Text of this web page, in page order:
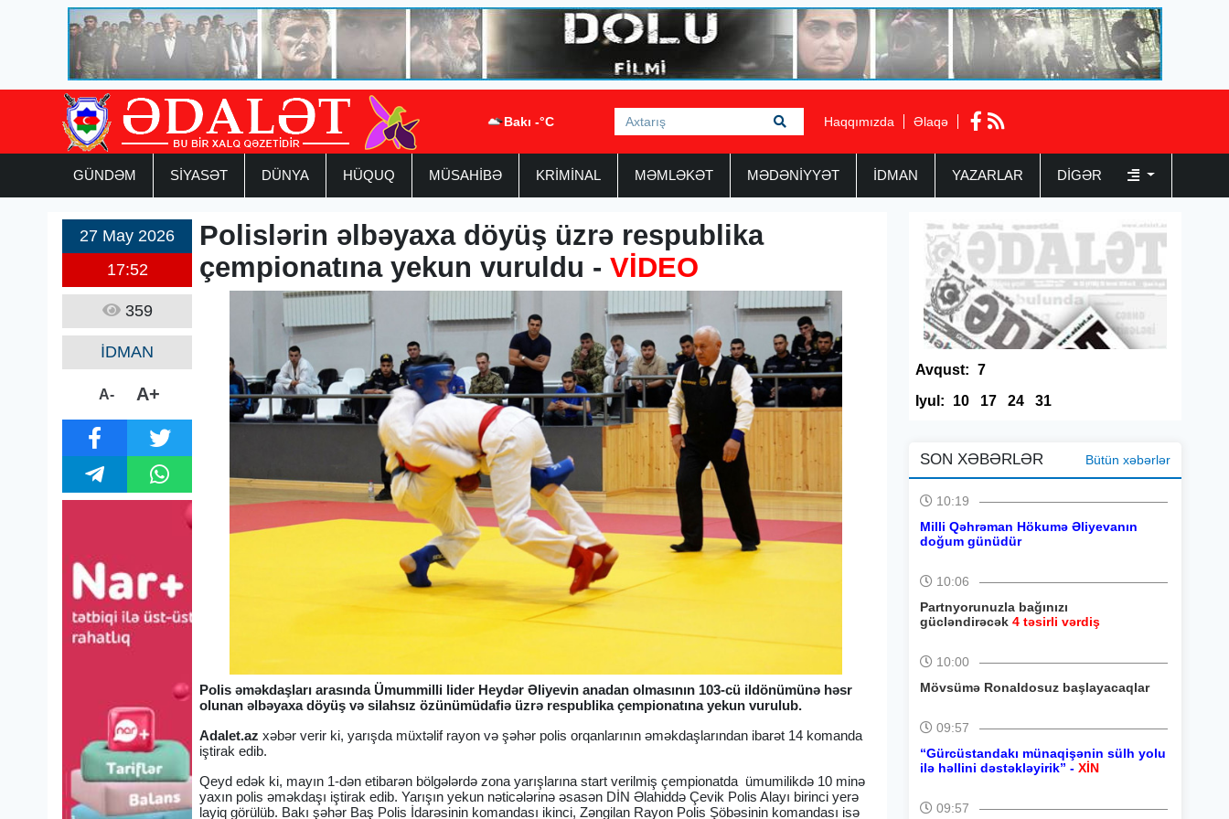
Bakı -°C Haqqımızda Əlaqə
GÜNDƏM SİYASƏT DÜNYA HÜQUQ MÜSAHİBƏ KRİMİNAL MƏMLƏKƏT MƏDƏNİYYƏT İDMAN YAZARLAR DIGƏR
27 May 2026
17:52
359
İDMAN
A- A+
Polislərin əlbəyaxa döyüş üzrə respublika
çempionatına yekun vuruldu -VİDEO
Polis əməkdaşları arasında Ümummilli lider Heydər Əliyevin anadan olmasının 103-cü ildönümünə həsr
olunan əlbəyaxa döyüş və silahsız özünümüdafiə üzrə respublika çempionatına yekun vurulub.
Adalet.az xəbər verir ki, yarışda müxtəlif rayon və şəhər polis orqanlarının əməkdaşlarından ibarət 14 komanda
iştirak edib.
Qeyd edək ki, mayın 1-dən etibarən bölgələrdə zona yarışlarına start verilmiş çempionatda ümumilikdə 10 minə
yaxın polis əməkdaşı iştirak edib. Yarışın yekun nəticələrinə əsasən DİN Əlahiddə Çevik Polis Alayı birinci yerə
layiq görülüb. Bakı şəhər Baş Polis İdarəsinin komandası ikinci, Zəngilan Rayon Polis Şöbəsinin komandası isə
Avqust: 7
Iyul:
10 17 24 31
SON XƏBƏRLƏR Bütün xəbərlər
10:19
Milli Qəhrəman Hökumə Əliyevanın
doğum günüdür
10:06
Partnyorunuzla bağınızı
gücləndirəcək 4 təsirli vərdiş
10:00
Mövsümə Ronaldosuz başlayacaqlar
09:57
“Gürcüstandakı münaqişənin sülh yolu
ilə həllini dəstəkləyirik” - XİN
09:57